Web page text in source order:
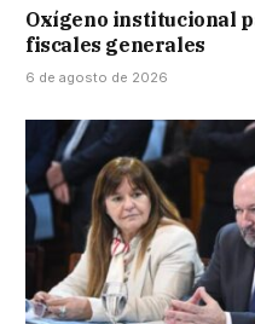
Oxígeno institucional
fiscales generales
6 de agosto de 2026